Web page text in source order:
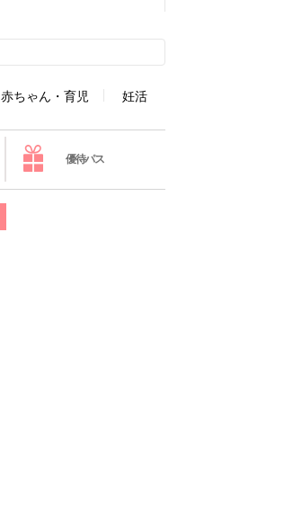
赤ちゃん・育児 妊活
優待パス